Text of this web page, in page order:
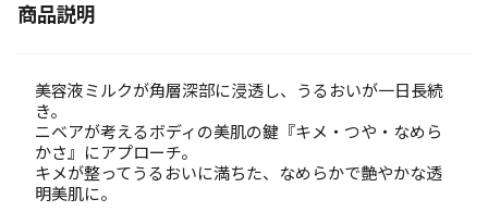
商品説明
美容液ミルクが角層深部に浸透し、うるおいが一日長続
き。
ニベアが考えるボディの美肌の鍵『キメ・つや・なめら
かさ』にアプローチ。
キメが整ってうるおいに満ちた、なめらかで艶やかな透
明美肌に。